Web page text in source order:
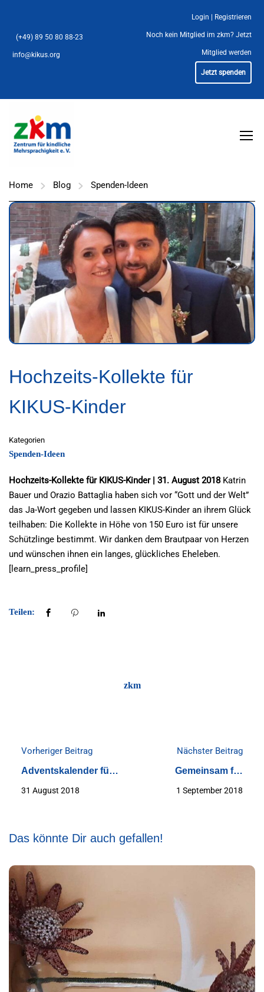
(+49) 89 50 80 88-23
info@kikus.org
Login Registrieren
Noch kein Mitglied im zkm? Jetzt
Mitglied werden
Jetzt spenden
Home Blog Spenden-Ideen
Hochzeits-Kollekte für
KIKUS-Kinder
Kategorien
Spenden-Ideen
Hochzeits-Kollekte für KIKUS-Kinder | 31. August 2018Katrin
Bauer und Orazio Battaglia haben sich vor “Gott und der Welt”
das Ja-Wort gegeben und lassen KIKUS-Kinder an ihrem Glück
teilhaben: Die Kollekte in Höhe von 150 Euro ist für unsere
Schützlinge bestimmt. Wir danken dem Brautpaar von Herzen
und wünschen ihnen ein langes, glückliches Eheleben.
[learn_press_profile]
Teilen:
zkm
Vorheriger Beitrag
Adventskalender für
Süddeutschen
31 August 2018
Nächster Beitrag
Gemeinsam für
1 September 2018
Das könnte Dir auch gefallen!